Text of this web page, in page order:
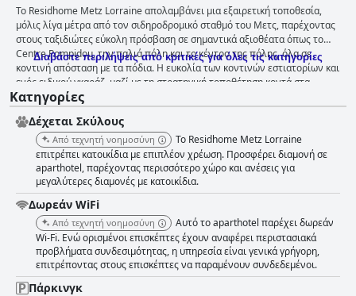
Το Residhome Metz Lorraine απολαμβάνει μια εξαιρετική τοποθεσία,
μόλις λίγα μέτρα από τον σιδηροδρομικό σταθμό του Μετς, παρέχοντας
στους ταξιδιώτες εύκολη πρόσβαση σε σημαντικά αξιοθέατα όπως το
Centre Pompidou, την παλιά πόλη και το κέντρο της πόλης, όλα σε
κοντινή απόσταση με τα πόδια. Η ευκολία των κοντινών εστιατορίων και
ενός ειδικού γκαράζ, μαζί με τη στρατηγική τοποθέτηση κοντά στα
εμπορικά κέντρα του κέντρου της πόλης, ενισχύουν περαιτέρω την
ελκυστικότητά του. Οι επισκέπτες επισημαίνουν σταθερά την καλή
σχέση ποιότητας-τιμής, τα καθαρά και ευρύχωρα διαμερίσματα, τις καλά
εξοπλισμένες μικρές κουζίνες και μια λογική τιμή στάθμευσης.
Επιπλέον, το ήσυχο περιβάλλον, αποτελεσματικά μονωμένο από τον
θόρυβο του δρόμου από αποτελεσματικά παράθυρα, εκτιμάται. Το φιλικό
και εξυπηρετικό προσωπικό συμβάλλει θετικά στη συνολική εμπειρία. Το
πρωινό λαμβάνει ανάμεικτα σχόλια. Ενώ η ποικιλία φρέσκων φρούτων
και οι γενναιόδωρες προσφορές εκτιμώνται, πολλοί επισκέπτες
θεωρούν ότι είναι υπερτιμημένο στα 15 € και αισθάνονται ότι η ποικιλία
είναι περιορισμένη, με ορισμένους να σημειώνουν την απουσία ειδών
όπως αυγά και κορν φλέικς. Η υπηρεσία πρωινού έχει επηρεαστεί από τα
μέτρα COVID-19, οδηγώντας σε λιγότερο ικανοποιητικές εμπειρίες με
συσκευασμένα τρόφιμα που σερβίρονται σε χάρτινες σακούλες. Το
Διαβάστε περιλήψεις από κριτικές για όλες τις κατηγορίες
Κατηγορίες
Δέχεται Σκύλους
Από τεχνητή νοημοσύνη
Το Residhome Metz Lorraine
επιτρέπει κατοικίδια με επιπλέον χρέωση. Προσφέρει διαμονή σε
aparthotel, παρέχοντας περισσότερο χώρο και ανέσεις για
μεγαλύτερες διαμονές με κατοικίδια.
Δωρεάν WiFi
Από τεχνητή νοημοσύνη
Αυτό το aparthotel παρέχει δωρεάν
Wi-Fi. Ενώ ορισμένοι επισκέπτες έχουν αναφέρει περιστασιακά
προβλήματα συνδεσιμότητας, η υπηρεσία είναι γενικά γρήγορη,
επιτρέποντας στους επισκέπτες να παραμένουν συνδεδεμένοι.
Πάρκινγκ